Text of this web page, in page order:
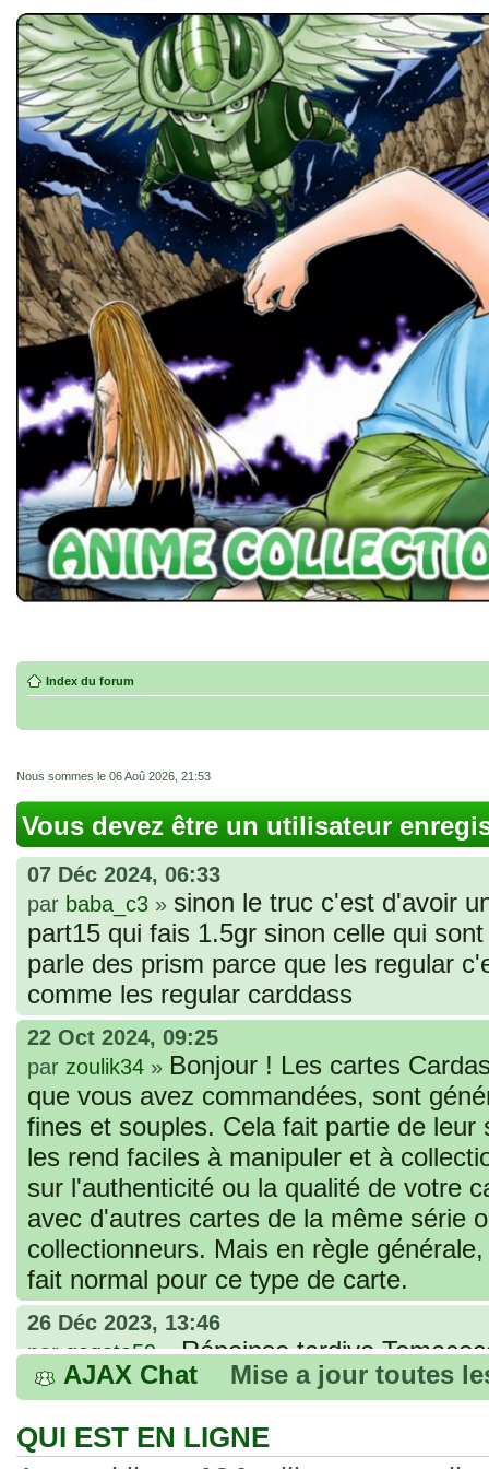
Index du forum
Nous sommes le 06 Aoû 2026, 21:53
Vous devez être un utilisateur
07 Déc 2024, 06:33
par baba_c3 » sinon le truc c'est d'avoir
part15 qui fais 1.5gr sinon celle qui
parle des prism parce que les regular
comme les regular carddass
22 Oct 2024, 09:25
par zoulik34 » Bonjour ! Les cartes
que vous avez commandées, sont
fines et souples. Cela fait partie de
les rend faciles à manipuler et à
sur l'authenticité ou la qualité de votre
avec d'autres cartes de la même série
collectionneurs. Mais en règle
fait normal pour ce type de carte.
26 Déc 2023, 13:46
pargogeta59»Répoinse tardive
acheter une réédition de cette Hondan ?
02 Juin 2023, 14:17
parTomacoco»Bonjour j'ai commandé
AJAX Chat Mise a jour toutes
QUI EST EN LIGNE